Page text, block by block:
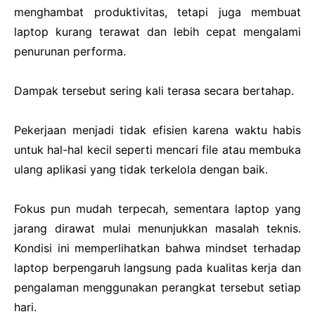
menghambat produktivitas, tetapi juga membuat
laptop kurang terawat dan lebih cepat mengalami
penurunan performa.
Dampak tersebut sering kali terasa secara bertahap.
Pekerjaan menjadi tidak efisien karena waktu habis
untuk hal-hal kecil seperti mencari file atau membuka
ulang aplikasi yang tidak terkelola dengan baik.
Fokus pun mudah terpecah, sementara laptop yang
jarang dirawat mulai menunjukkan masalah teknis.
Kondisi ini memperlihatkan bahwa mindset terhadap
laptop berpengaruh langsung pada kualitas kerja dan
pengalaman menggunakan perangkat tersebut setiap
hari.